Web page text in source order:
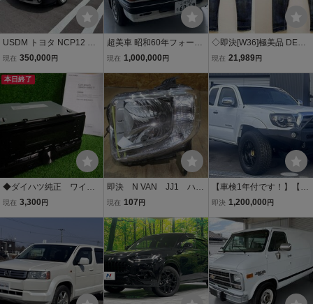
USDM トヨタ NCP12 プ
ラッツ エコー
現在 350,000 円
超美車 昭和60年フォー
ド レーザーGL セダン
ーナー 5速マニュアル エ
アコン パワステ 車検令和
10年7月
現在 1,000,000 円
◇即決[W36]極美品 DENH
AM RAZOR 17SS RAZOR
ストレッチ SLIM FIT 赤耳
スキニー スリム デニム パ
ンツ■4900
現在 21,989円
本日終了
◆ダイハツ純正 ワイドC
D/USBチューナー◆CUK-
roid 取説付 【250315
09】
現在 3,300 円
即決 N VAN JJ1 ハロ
ゲン 左ヘッドライト
OITO 100-6228L Nバン
現在 107 円
【車検1年付です！】【07
年式】トヨタ タコマ
付き ◎事前連絡お待ち
いたしております◎
即決 1,200,000 円